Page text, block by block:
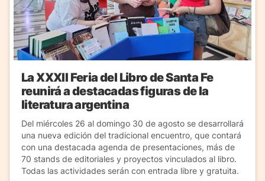
La XXXII Feria del Libro de Santa Fe
reunirá a destacadas figuras de la
literatura argentina
Del miércoles 26 al domingo 30 de agosto se desarrollará
una nueva edición del tradicional encuentro, que contará
con una destacada agenda de presentaciones, más de
70 stands de editoriales y proyectos vinculados al libro.
Todas las actividades serán con entrada libre y gratuita.